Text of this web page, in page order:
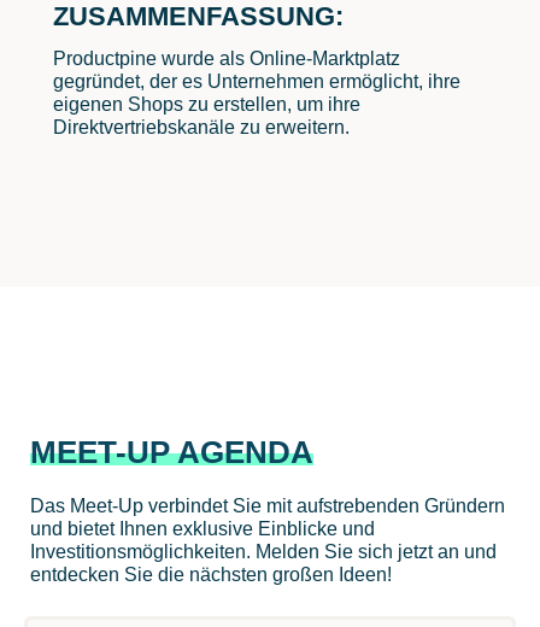
ZUSAMMENFASSUNG:
Productpine wurde als Online-Marktplatz
gegründet, der es Unternehmen ermöglicht, ihre
eigenen Shops zu erstellen, um ihre
Direktvertriebskanäle zu erweitern.
MEET-UP AGENDA
Das Meet-Up verbindet Sie mit aufstrebenden Gründern
und bietet Ihnen exklusive Einblicke und
Investitionsmöglichkeiten. Melden Sie sich jetzt an und
entdecken Sie die nächsten großen Ideen!